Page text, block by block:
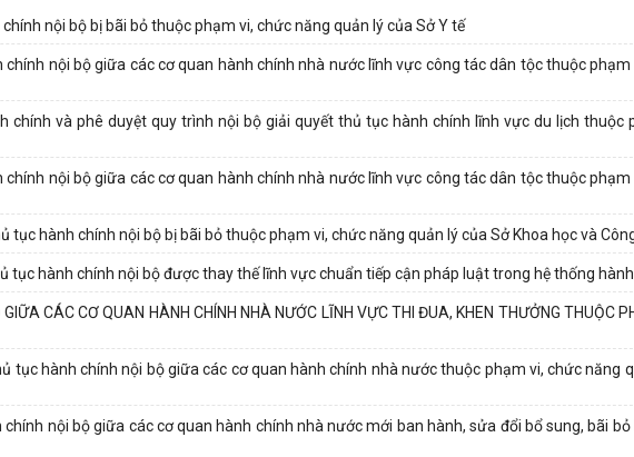
nội bộ bị bãi bỏ thuộc phạm vi, chức năng quản lý của Sở Y tế
chính nội bộ giữa các cơ quan hành chính nhà nước lĩnh vực công tác dân tộc thuộc
chính và phê duyệt quy trình nội bộ giải quyết thủ tục hành chính lĩnh vực du lịch thuộc
chính nội bộ giữa các cơ quan hành chính nhà nước lĩnh vực công tác dân tộc thuộc
tục hành chính nội bộ bị bãi bỏ thuộc phạm vi, chức năng quản lý của Sở Khoa học và
tục hành chính nội bộ được thay thế lĩnh vực chuẩn tiếp cận pháp luật trong hệ thống hành
CÁC CƠ QUAN HÀNH CHÍNH NHÀ NƯỚC LĨNH VỰC THI ĐUA, KHEN THƯỞNG THUỘC
tục hành chính nội bộ giữa các cơ quan hành chính nhà nước thuộc phạm vi, chức năng
chính nội bộ giữa các cơ quan hành chính nhà nước mới ban hành, sửa đổi bổ sung, bãi